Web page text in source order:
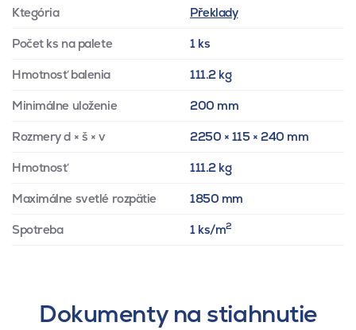
Ktegória Překlady
Počet ks na palete 1 ks
Hmotnosť balenia 111.2 kg
Minimálne uloženie 200 mm
Rozmery d × š × v 2250 × 115 × 240 mm
Hmotnosť 111.2 kg
Maximálne svetlé rozpätie 1850 mm
Spotreba 1 ks/m2
Dokumenty na stiahnutie